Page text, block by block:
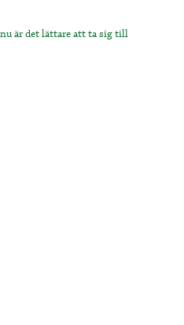
är det lättare att ta sig till